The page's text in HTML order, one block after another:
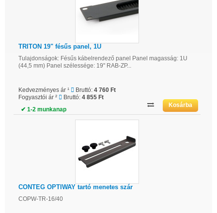
TRITON 19" fésűs panel, 1U
Tulajdonságok: Fésűs kábelrendező panel Panel magasság: 1U
(44,5 mm) Panel szélessége: 19" RAB-ZP...
Kedvezményes ár ¹ Bruttó: 4 760 Ft
Fogyasztói ár ²
Bruttó: 4 855 Ft
✔ 1-2 munkanap
CONTEG OPTIWAY tartó menetes szár
COPW-TR-16/40